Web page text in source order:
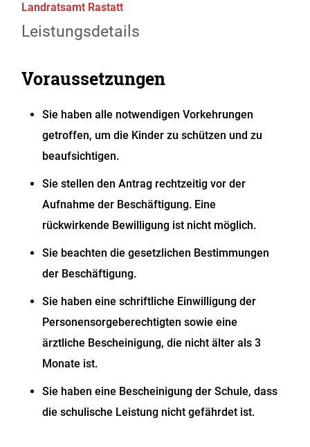
Landratsamt Rastatt
Leistungsdetails
Voraussetzungen
Sie haben alle notwendigen Vorkehrungen
getroffen, um die Kinder zu schützen und zu
beaufsichtigen.
Sie stellen den Antrag rechtzeitig vor der
Aufnahme der Beschäftigung. Eine
rückwirkende Bewilligung ist nicht möglich.
Sie beachten die gesetzlichen Bestimmungen
der Beschäftigung.
Sie haben eine schriftliche Einwilligung der
Personensorgeberechtigten sowie eine
ärztliche Bescheinigung, die nicht älter als 3
Monate ist.
Sie haben eine Bescheinigung der Schule, dass
die schulische Leistung nicht gefährdet ist.